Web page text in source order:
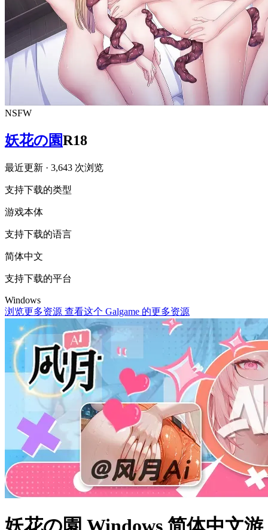
NSFW
妖花の園R18
最近更新 · 3,643 次浏览
支持下载的类型
游戏本体
支持下载的语言
简体中文
支持下载的平台
Windows
浏览更多资源 查看这个 Galgame 的更多资源